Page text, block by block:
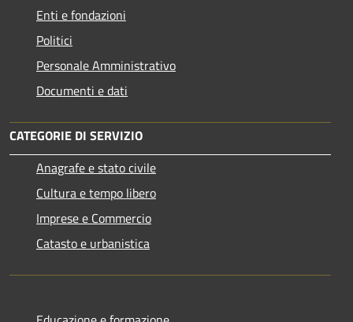
Enti e fondazioni
Politici
Personale Amministrativo
Documenti e dati
CATEGORIE DI SERVIZIO
Anagrafe e stato civile
Cultura e tempo libero
Imprese e Commercio
Catasto e urbanistica